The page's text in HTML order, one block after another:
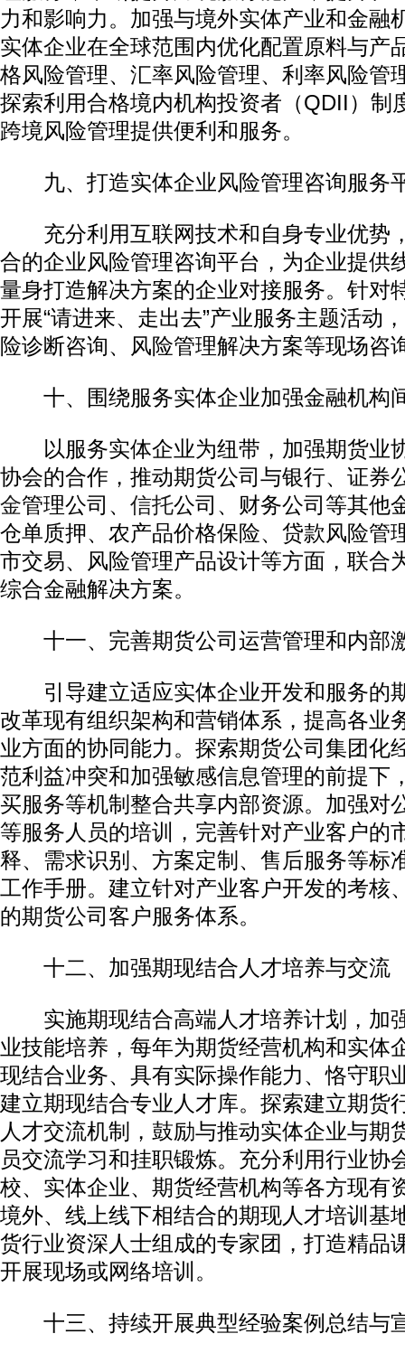
力和影响力。加强与境外实体产业和金融
实体企业在全球范围内优化配置原料与产
格风险管理、汇率风险管理、利率风险管
探索利用合格境内机构投资者（QDII）制
跨境风险管理提供便利和服务。
九、打造实体企业风险管理咨询服务
充分利用互联网技术和自身专业优势
合的企业风险管理咨询平台，为企业提供
量身打造解决方案的企业对接服务。针对
开展“请进来、走出去”产业服务主题活动
险诊断咨询、风险管理解决方案等现场咨
十、围绕服务实体企业加强金融机构
以服务实体企业为纽带，加强期货业
协会的合作，推动期货公司与银行、证券
金管理公司、 信托公司、财务公司等其他
仓单质押、农产品价格保险、贷款风险管
市交易、风险管理产品设计等方面，联合
综合金融解决方案。
十一、完善期货公司运营管理和内部
引导建立适应实体企业开发和服务的
改革现有组织架构和营销体系，提高各业
业方面的协同能力。探索期货公司集团化
范利益冲突和加强敏感信息管理的前提下
买服务等机制整合共享内部资源。加强对
等服务人员的培训，完善针对产业客户的
释、需求识别、方案定制、售后服务等标
工作手册。建立针对产业客户开发的考核
的期货公司客户服务体系。
十二、加强期现结合人才培养与交流
实施期现结合高端人才培养计划，加
业技能培养，每年为期货经营机构和实体
现结合业务、具有实际操作能力、恪守职
建立期现结合专业人才库。探索建立期货
人才交流机制，鼓励与推动实体企业与期
员交流学习和挂职锻炼。充分利用行业协
校、实体企业、期货经营机构等各方现有
境外、线上线下相结合的期现人才培训基
货行业资深人士组成的专家团，打造精品
开展现场或网络培训。
十三、持续开展典型经验案例总结与